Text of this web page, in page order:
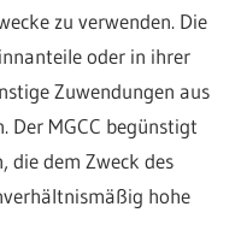
zu verwenden. Die
oder in ihrer
Zuwendungen aus
Der MGCC begünstigt
die dem Zweck des
hohe